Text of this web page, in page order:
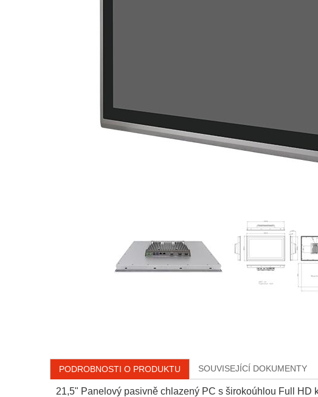
PODROBNOSTI O PRODUKTU SOUVISEJÍCÍ DOKUMENTY
21,5" Panelový pasivně chlazený PC s širokoúhlou Full HD